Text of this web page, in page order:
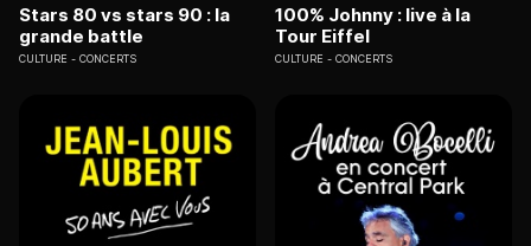
Stars 80 vs stars 90 : la
grande battle
CULTURE CONCERTS
100% Johnny : live à la
Tour Eiffel
CULTURE CONCERTS